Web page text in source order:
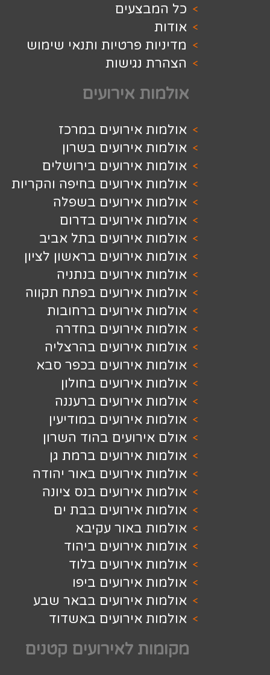
פרטיות ותנאי שימוש
אירועים במרכז
אירועים בשרון
אירועים בירושלים
אירועים בחיפה והקריות
אירועים בשפלה
אירועים בדרום
אירועים בתל אביב
אירועים בראשון לציון
אירועים בנתניה
אירועים בפתח תקווה
אירועים ברחובות
אירועים בחדרה
אירועים בהרצליה
אירועים בכפר סבא
אירועים בחולון
אירועים ברעננה
אירועים במודיעין
בהוד השרון
אירועים ברמת גן
אירועים באור יהודה
אירועים בנס ציונה
אירועים בבת ים
באור עקיבא
אירועים ביהוד
אירועים בלוד
אירועים ביפו
אירועים בבאר שבע
אירועים באשדוד
לאירועים קטנים